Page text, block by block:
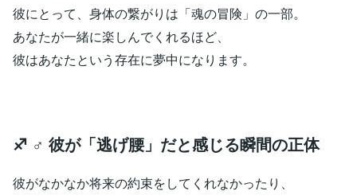
彼にとって、身体の繋がりは「魂の冒険」の一部。
あなたが一緒に楽しんでくれるほど、
彼はあなたという存在に夢中になります。
♐️ ♂ 彼が「逃げ腰」だと感じる瞬間の正体
彼がなかなか将来の約束をしてくれなかったり、